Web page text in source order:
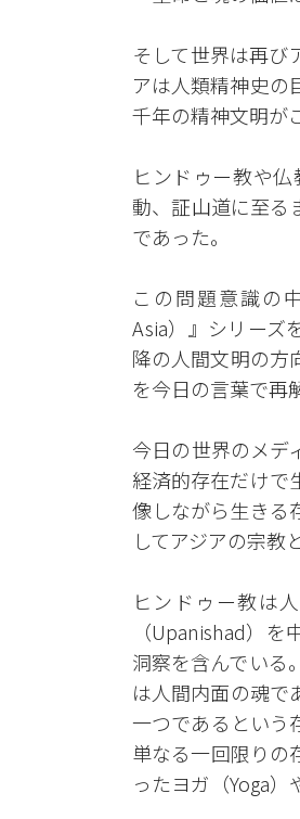
そして世界は再び
アは人類精神史の
千年の精神文明が
ヒンドゥー教や
動、証山道に至る
であった。
この問題意識の
Asia）』シリーズ
降の人間文明の方
を今日の言葉で再
今日の世界のメデ
経済的存在だけで
像しながら生きる
してアジアの宗教
ヒンドゥー教は
（Upanishad）
洞察を含んでいる
は人間内面の魂で
一つであるという
単なる一回限りの
ったヨガ（Yoga